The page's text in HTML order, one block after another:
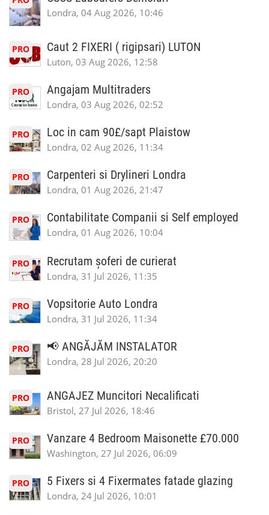
Londra, 04 Aug 2026, 10:46
PRO Caut 2 FIXERI ( rigipsari) LUTON
Luton, 03 Aug 2026, 12:58
PRO Angajam Multitraders
Londra, 03 Aug 2026, 02:52
PRO Loc in cam 90£/sapt Plaistow
Londra, 02 Aug 2026, 11:34
PRO Carpenteri si Drylineri Londra
Londra, 01 Aug 2026, 21:47
PRO Contabilitate Companii si Self employed
Londra, 01 Aug 2026, 10:04
PRO Recrutam șoferi de curierat
Londra, 31 Jul 2026, 11:35
PRO Vopsitorie Auto Londra
Londra, 31 Jul 2026, 11:34
PRO 📢 ANGĂJĂM INSTALATOR
Londra, 28 Jul 2026, 20:20
PRO ANGAJEZ Muncitori Necalificati
Bristol, 27 Jul 2026, 18:46
PRO Vanzare 4 Bedroom Maisonette £70.000
Washington, 27 Jul 2026, 06:09
PRO 5 Fixers si 4 Fixermates fatade glazing
Londra, 24 Jul 2026, 10:01